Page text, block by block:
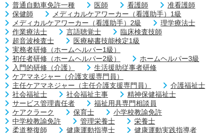
普通自動車免許一種 医師 看護師
准看護師
保健師
メディカルケアワーカー（看護助手）1級
メディカルケアワーカー（看護助手）2級
理学療法士
作業療法士
言語聴覚士
臨床検査技師
超音波検査士
医療秘書技能検定1級
実務者研修（ホームヘルパー1級）
初任者研修（ホームヘルパー2級）
ホームヘルパー3級
入門的研修（介護）
生活援助従事者研修
ケアマネジャー（介護支援専門員）
主任ケアマネジャー（主任介護支援専門員）
介護福祉士
社会福祉士
社会福祉主事
精神保健福祉士
サービス管理責任者
福祉用具専門相談員
ケアクラーク
保育士
小学校教諭免許
中学校教諭免許
管理栄養士
栄養士
柔道整復師
健康運動指導士
健康運動実践指導者